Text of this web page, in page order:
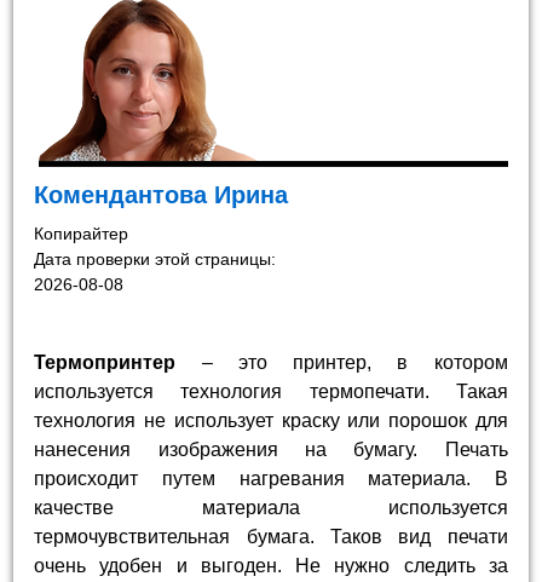
Комендантова Ирина
Копирайтер
Дата проверки этой страницы:
2026-08-08
Термопринтер – это принтер, в котором
используется технология термопечати. Такая
технология не использует краску или порошок для
нанесения изображения на бумагу. Печать
происходит путем нагревания материала. В
качестве материала используется
термочувствительная бумага. Таков вид печати
очень удобен и выгоден. Не нужно следить за